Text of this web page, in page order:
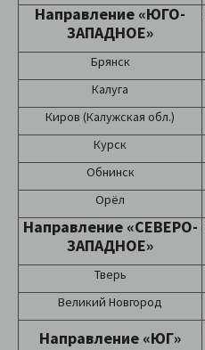
Направление «ЮГО-
ЗАПАДНОЕ»
Брянск
Калуга
Киров (Калужская обл.)
Курск
Обнинск
Орёл
Направление «СЕВЕРО-
ЗАПАДНОЕ»
Тверь
Великий Новгород
Направление «ЮГ»